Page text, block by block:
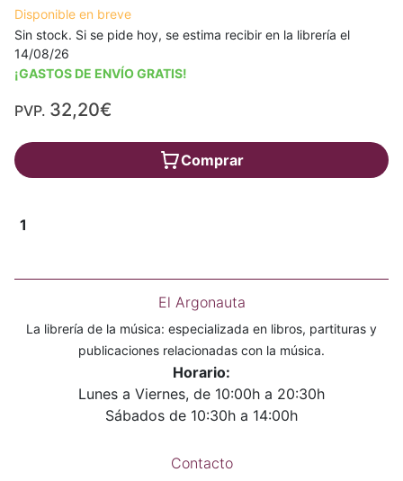
Disponible en breve
Sin stock. Si se pide hoy, se estima recibir en la librería el
14/08/26
¡GASTOS DE ENVÍO GRATIS!
PVP. 32,20€
Comprar
1
El Argonauta
La librería de la música: especializada en libros, partituras y
publicaciones relacionadas con la música.
Horario:
Lunes a Viernes, de 10:00h a 20:30h
Sábados de 10:30h a 14:00h
Contacto